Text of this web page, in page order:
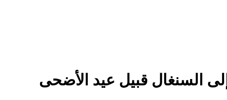
السنغال قبيل عيد الأضحى